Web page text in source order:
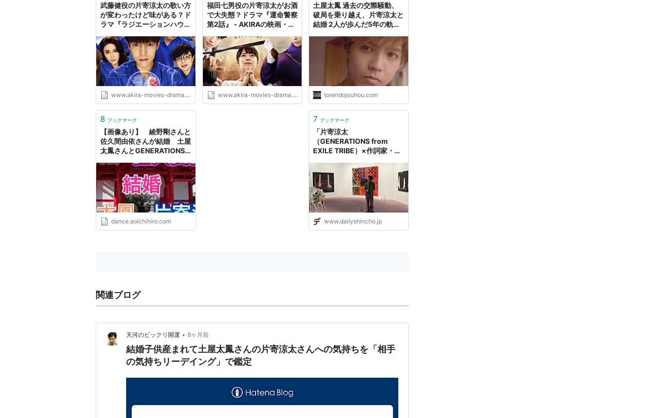
武藤健役の片寄涼太の歌い方
が変わったけど味がある？ド
ラマ『ラジエーションハウス
ドラマブログ
www.akira-movies-drama.com
福田七男役の片寄涼太がお酒
で大失態？ドラマ『運命警察
第2話』 - AKIRAの映画・ド
www.akira-movies-drama.com
土屋太鳳 過去の交際騒動、
破局を乗り越え、片寄涼太と
結婚 2人が歩んだ5年の軌跡
torendojouhou.com
8 ブックマーク
【画像あり】 綾野剛さんと
佐久間由依さんが結婚 土屋
太鳳さんとGENERATIONS
やな
dance.aoichihiro.com
7 ブックマーク
「片寄涼太
（GENERATIONS from
EXILE TRIBE）×作詞家・小
覧 | デイリー新潮
www.dailyshincho.jp
関連ブログ
天河のビックリ開運 • 8ヶ月前
結婚子供産まれて土屋太鳳さんの片寄涼太さんへの気持ちを「相手
の気持ちリーデイング」で鑑定